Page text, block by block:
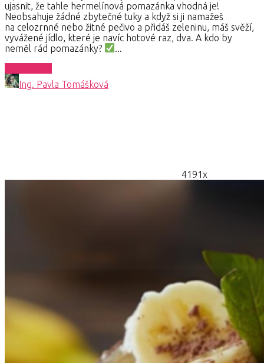
ujasnit, že tahle hermelínová pomazánka vhodná je!
Neobsahuje žádné zbytečné tuky a když si ji namažeš
na celozrnné nebo žitné pečivo a přidáš zeleninu, máš svěží,
vyvážené jídlo, které je navíc hotové raz, dva. A kdo by
neměl rád pomazánky?
...
Ing. Pavla Tomášková
4191x